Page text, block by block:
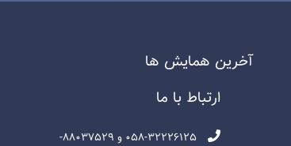
آخرين همايش ها
ارتباط با ما
058-32226125 و 88037529-